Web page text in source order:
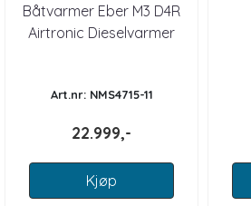
Båtvarmer Eber M3 D4R
Airtronic Dieselvarmer
Art.nr: NMS4715-11
22.999,-
Kjøp